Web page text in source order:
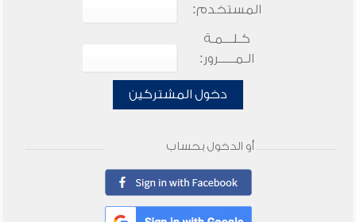
المستخدم:
كـلـــمـة
الـمـــــرور:
دخول المشتركين
أو الدخول بحساب